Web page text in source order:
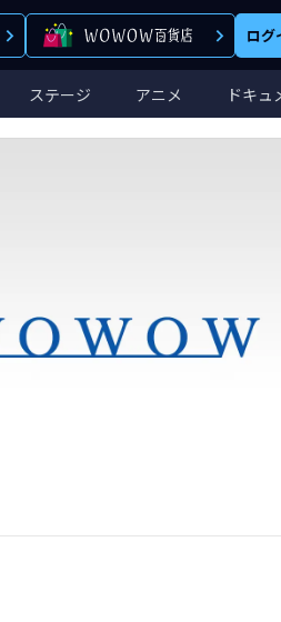
ログ
ステージ アニメ ドキュ